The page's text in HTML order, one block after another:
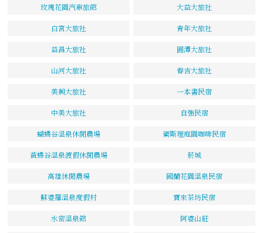
玫瑰花園汽車旅館 大益大旅社
白宮大旅社 青年大旅社
益昌大旅社 圓潭大旅社
山河大旅社 春吉大旅社
美興大旅社 一本書民宿
中美大旅社 自強民宿
蝴蝶谷溫泉休閒農場 衛斯理庭園咖啡民宿
黃蝶谷溫泉渡假休閒農場 菸城
高雄休閒農場 國蘭花園溫泉民宿
蘇婆羅溫泉度假村 寶來茶坊民宿
水密溫泉館 阿婆山莊